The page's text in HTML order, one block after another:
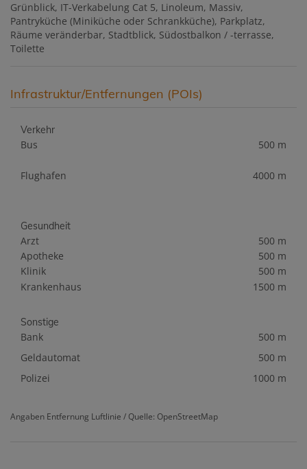
Grünblick IT-Verkabelung Cat 5 Linoleum Massiv
Pantryküche (Miniküche oder Schrankküche) Parkplatz
Räume veränderbar Stadtblick Südostbalkon / -terrasse
Toilette
Infrastruktur/Entfernungen (POIs)
Verkehr
Bus 500 m
Flughafen 4000 m
Gesundheit
Arzt
500 m
Apotheke
500 m
Klinik
500 m
Krankenhaus
1500 m
Sonstige
Bank
500 m
Geldautomat
500 m
Polizei
1000 m
Angaben Entfernung Luftlinie / Quelle: OpenStreetMap